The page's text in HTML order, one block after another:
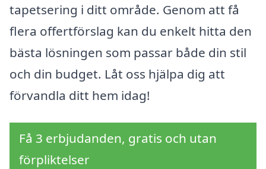
tapetsering i ditt område. Genom att få
flera offertförslag kan du enkelt hitta den
bästa lösningen som passar både din stil
och din budget. Låt oss hjälpa dig att
förvandla ditt hem idag!
Få 3 erbjudanden, gratis och utan
förpliktelser